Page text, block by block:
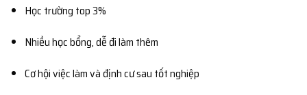
Học trường top 3%
Nhiều học bổng, dễ đi làm thêm
Cơ hội việc làm và định cư sau tốt nghiệp